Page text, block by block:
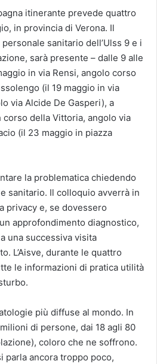
itinerante prevede quattro
in provincia di Verona. Il
sanitario dell’Ulss 9 e i
sarà presente – dalle 9 alle
in via Rensi, angolo corso
(il 19 maggio in via
via Alcide De Gasperi), a
corso della Vittoria, angolo via
(il 23 maggio in piazza
la problematica chiedendo
sanitario. Il colloquio avverrà in
privacy e, se dovessero
approfondimento diagnostico,
una successiva visita
L’Aisve, durante le quattro
le informazioni di pratica utilità
più diffuse al mondo. In
di persone, dai 18 agli 80
coloro che ne soffrono.
parla ancora troppo poco,